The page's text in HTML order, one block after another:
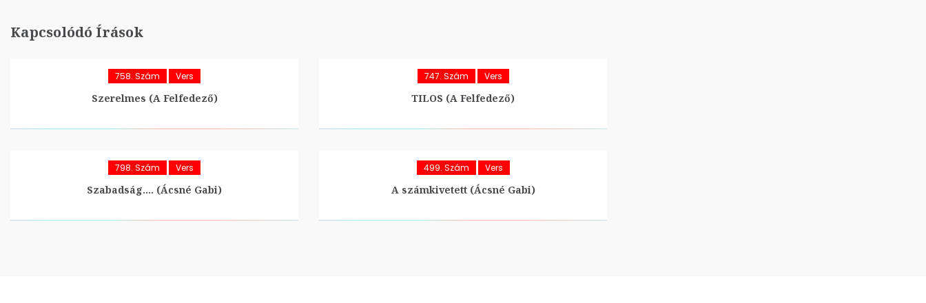
Kapcsolódó Írások
758. Szám Vers
Szerelmes (A Felfedező)
747. Szám Vers
TILOS (A Felfedező)
798. Szám Vers
Szabadság…. (Ácsné Gabi)
499. Szám Vers
A számkivetett (Ácsné Gabi)